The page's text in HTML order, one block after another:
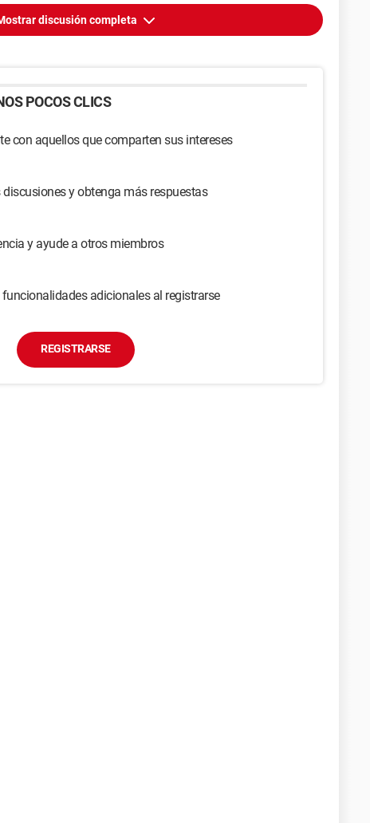
discusión completa
POCOS CLICS
con aquellos que comparten sus intereses
y obtenga más respuestas
y ayude a otros miembros
adicionales al registrarse
REGISTRARSE